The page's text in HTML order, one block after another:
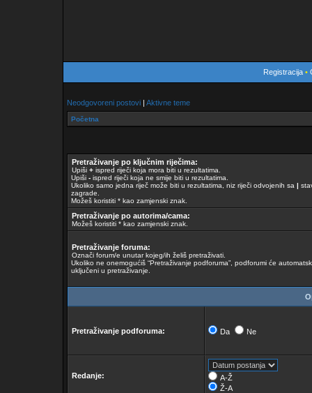
Registracija•
Neodgovoreni postovi | Aktivne teme
Početna
Pretraživanje po ključnim riječima:
Upiši + ispred riječi koja mora biti u rezultatima.
Upiši - ispred riječi koja ne smije biti u rezultatima.
Ukoliko samo jedna riječ može biti u rezultatima, niz riječi odvojenih sa |
zagrade.
Možeš koristiti * kao zamjenski znak.
Pretraživanje po autorima/cama:
Možeš koristiti * kao zamjenski znak.
Pretraživanje foruma:
Označi forum/e unutar kojeg/ih želiš pretraživati.
Ukoliko ne onemogućiš “Pretraživanje podforuma”, podforumi će
uključeni u pretraživanje.
Pretraživanje podforuma: Da Ne
Redanje:
A-Ž
Ž-A